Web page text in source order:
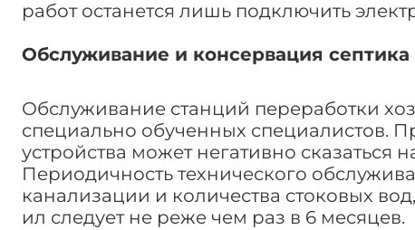
работ останется лишь подключить
Обслуживание и консервация септика
Обслуживание станций переработки
специально обученных специалистов.
устройства может негативно сказаться
Периодичность технического
канализации и количества стоковых
ил следует не реже чем раз в 6 месяцев.